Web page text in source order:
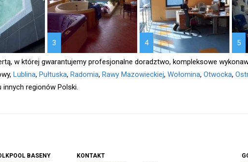
3 4 5
w której gwarantujemy profesjonalne doradztwo, kompleksowe
Lublina, Pułtuska, Radomia, Rawy Mazowieckiej, Wołomina, Otwocka,
innych regionów Polski.
BASENY
KONTAKT